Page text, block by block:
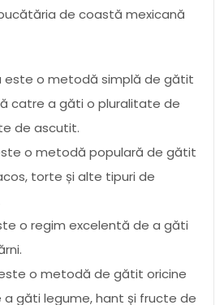
de coastă mexicană
este o metodă simplă de gătit
catre a găti o pluralitate de
de ascutit.
o metodă populară de gătit
torte și alte tipuri de
o regim excelentă de a găti
o metodă de gătit oricine
găti legume, hant și fructe de